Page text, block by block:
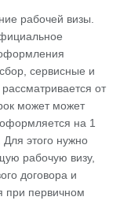
рабочей визы.
сервисные и
от
может может
на 1
этого нужно
рабочую визу,
договора и
первичном